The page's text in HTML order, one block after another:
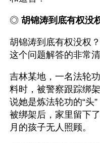
◎ 胡锦涛到底有权没
胡锦涛到底有权没权
这个问题解答的非常
吉林某地，一名法轮
料时，被警察跟踪绑
说她是炼法轮功的“头
被绑架后，家里留下
月的孩子无人照顾。